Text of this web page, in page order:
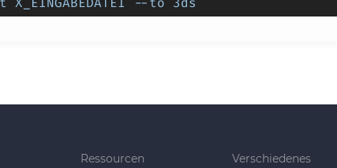
Ressourcen Verschiedenes